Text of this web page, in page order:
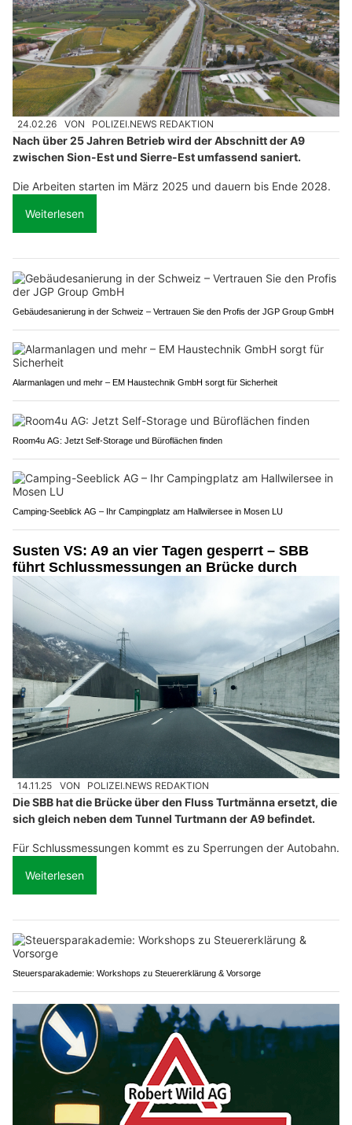
24.02.26 VON POLIZEI.NEWS REDAKTION
Nach über 25 Jahren Betrieb wird der Abschnitt der A9
zwischen Sion-Est und Sierre-Est umfassend saniert.
Die Arbeiten starten im März 2025 und dauern bis Ende 2028.
Weiterlesen
Gebäudesanierung in der Schweiz – Vertrauen Sie den Profis der JGP Group GmbH
Alarmanlagen und mehr – EM Haustechnik GmbH sorgt für Sicherheit
Room4u AG: Jetzt Self-Storage und Büroflächen finden
Camping-Seeblick AG – Ihr Campingplatz am Hallwilersee in Mosen LU
Susten VS: A9 an vier Tagen gesperrt – SBB
führt Schlussmessungen an Brücke durch
14.11.25 VON POLIZEI.NEWS REDAKTION
Die SBB hat die Brücke über den Fluss Turtmänna ersetzt, die
sich gleich neben dem Tunnel Turtmann der A9 befindet.
Für Schlussmessungen kommt es zu Sperrungen der Autobahn.
Weiterlesen
Steuersparakademie: Workshops zu Steuererklärung & Vorsorge